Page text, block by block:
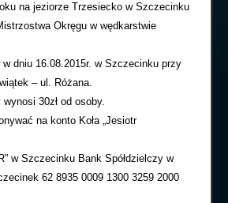
na jeziorze Trzesiecko w Szczecinku
Okręgu w wędkarstwie
dniu 16.08.2015r. w Szczecinku przy
– ul. Różana.
30zł od osoby.
na konto Koła „Jesiotr
w Szczecinku Bank Spółdzielczy w
62 8935 0009 1300 3259 2000